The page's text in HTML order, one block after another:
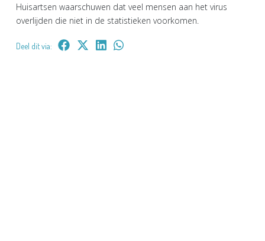
Huisartsen waarschuwen dat veel mensen aan het virus
overlijden die niet in de statistieken voorkomen.
Deel dit via: